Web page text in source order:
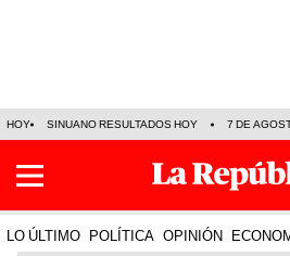
HOY SINUANO RESULTADOS HOY 7 DE
LO ÚLTIMO POLÍTICA OPINIÓN